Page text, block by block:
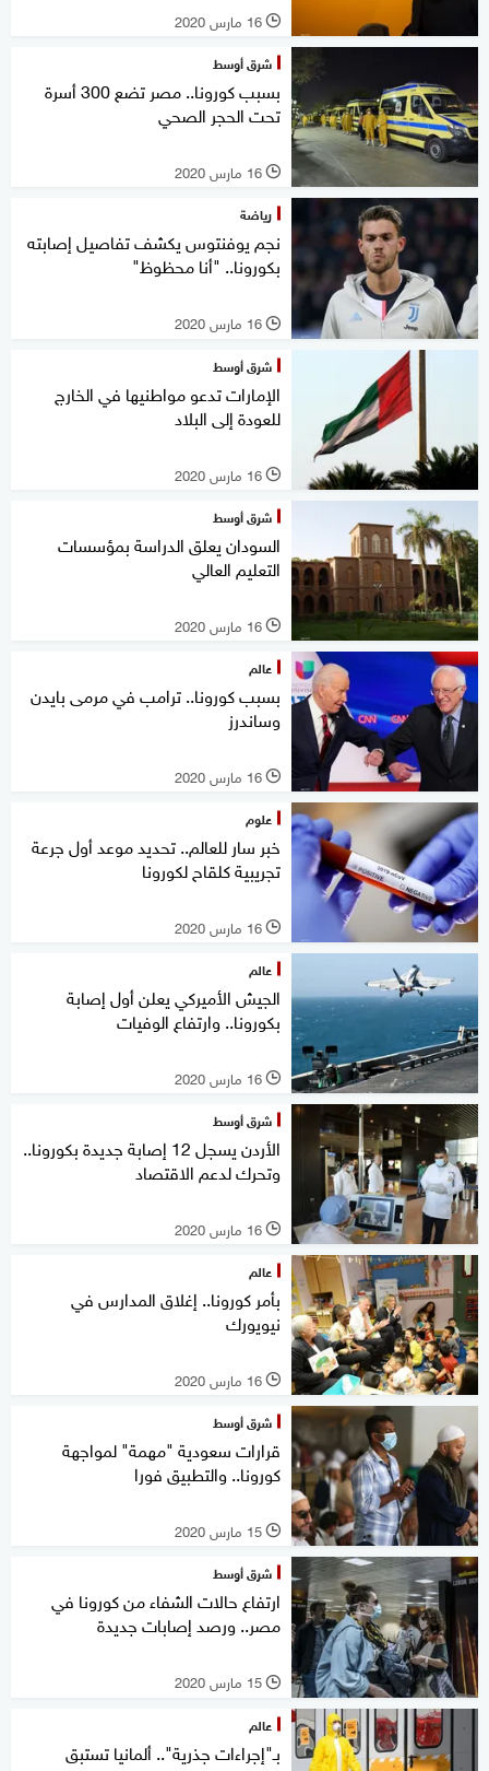
l 16 مارس 2020
شرق أوسط
بسبب كورونا.. مصر تضع 300 أسرة
تحت الحجر الصحي
l 16 مارس 2020
رياضة
نجم يوفنتوس يكشف تفاصيل إصابته
بكورونا.. "أنا محظوظ"
l 16 مارس 2020
شرق أوسط
الإمارات تدعو مواطنيها في الخارج
للعودة إلى البلاد
l 16 مارس 2020
شرق أوسط
السودان يعلق الدراسة بمؤسسات
التعليم العالي
l 16 مارس 2020
عالم
بسبب كورونا.. ترامب في مرمى بايدن
وساندرز
l 16 مارس 2020
علوم
خبر سار للعالم.. تحديد موعد أول جرعة
تجريبية كلقاح لكورونا
l 16 مارس 2020
عالم
الجيش الأميركي يعلن أول إصابة
بكورونا.. وارتفاع الوفيات
l 16 مارس 2020
شرق أوسط
الأردن يسجل 12 إصابة جديدة بكورونا..
وتحرك لدعم الاقتصاد
l 16 مارس 2020
عالم
بأمر كورونا.. إغلاق المدارس في
نيويورك
l 16 مارس 2020
شرق أوسط
قرارات سعودية "مهمة" لمواجهة
كورونا.. والتطبيق فورا
l 15 مارس 2020
شرق أوسط
ارتفاع حالات الشفاء من كورونا في
مصر.. ورصد إصابات جديدة
l 15 مارس 2020
عالم
بـ"إجراءات جذرية".. ألمانيا تستبق